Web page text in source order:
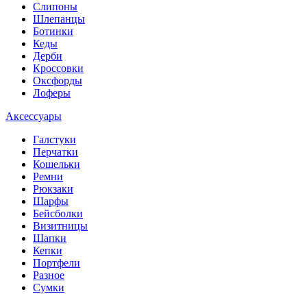
Слипоны
Шлепанцы
Ботинки
Кеды
Дерби
Кроссовки
Оксфорды
Лоферы
Аксессуары
Галстуки
Перчатки
Кошельки
Ремни
Рюкзаки
Шарфы
Бейсболки
Визитницы
Шапки
Кепки
Портфели
Разное
Сумки